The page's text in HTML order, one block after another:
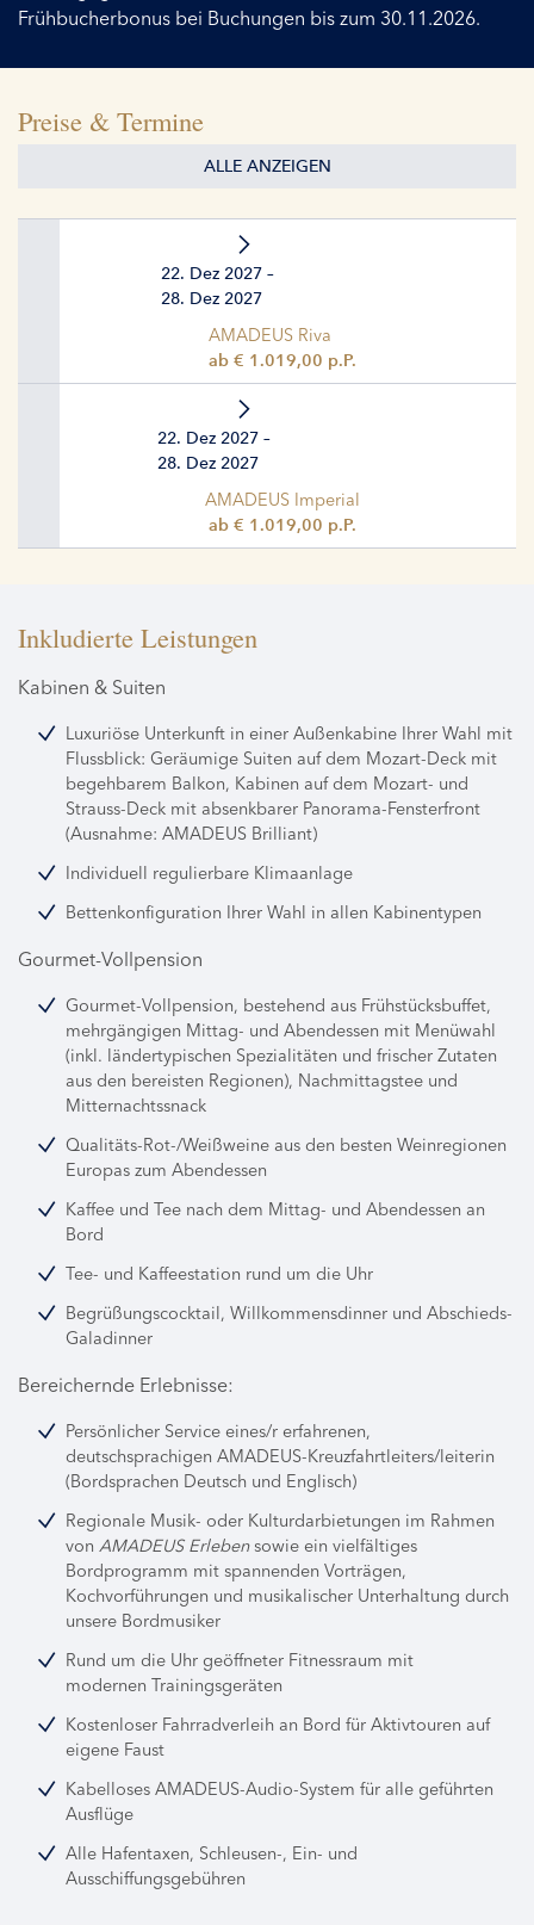
Frühbucherbonus bei Buchungen bis zum 30.11.2026.
Preise & Termine
ALLE ANZEIGEN
22. Dez 2027 –
28. Dez 2027
AMADEUS Riva
ab € 1.019,00 p.P.
22. Dez 2027 –
28. Dez 2027
AMADEUS Imperial
ab € 1.019,00 p.P.
Inkludierte Leistungen
Kabinen & Suiten
Luxuriöse Unterkunft in einer Außenkabine Ihrer Wahl mit
Flussblick: Geräumige Suiten auf dem Mozart-Deck mit
begehbarem Balkon, Kabinen auf dem Mozart- und
Strauss-Deck mit absenkbarer Panorama-Fensterfront
(Ausnahme: AMADEUS Brilliant)
Individuell regulierbare Klimaanlage
Bettenkonfiguration Ihrer Wahl in allen Kabinentypen
Gourmet-Vollpension
Gourmet-Vollpension, bestehend aus Frühstücksbuffet,
mehrgängigen Mittag- und Abendessen mit Menüwahl
(inkl. ländertypischen Spezialitäten und frischer Zutaten
aus den bereisten Regionen), Nachmittagstee und
Mitternachtssnack
Qualitäts-Rot-/Weißweine aus den besten Weinregionen
Europas zum Abendessen
Kaffee und Tee nach dem Mittag- und Abendessen an
Bord
Tee- und Kaffeestation rund um die Uhr
Begrüßungscocktail, Willkommensdinner und Abschieds-
Galadinner
Bereichernde Erlebnisse:
Persönlicher Service eines/r erfahrenen,
deutschsprachigen AMADEUS-Kreuzfahrtleiters/leiterin
(Bordsprachen Deutsch und Englisch)
Regionale Musik- oder Kulturdarbietungen im Rahmen
von AMADEUS Erlebensowie ein vielfältiges
Bordprogramm mit spannenden Vorträgen,
Kochvorführungen und musikalischer Unterhaltung durch
unsere Bordmusiker
Rund um die Uhr geöffneter Fitnessraum mit
modernen Trainingsgeräten
Kostenloser Fahrradverleih an Bord für Aktivtouren auf
eigene Faust
Kabelloses AMADEUS-Audio-System für alle geführten
Ausflüge
Alle Hafentaxen, Schleusen-, Ein- und
Ausschiffungsgebühren